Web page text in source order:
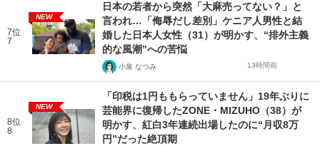
7位
7
NEW
日本の若者から突然「大麻売ってない？」と
言われ…「侮辱だし差別」ケニア人男性と結
婚した日本人女性（31）が明かす、“排外主義
的な風潮”への苦悩
小泉 なつみ 13時間前
8位
8
NEW
「印税は1円ももらっていません」19年ぶりに
芸能界に復帰したZONE・MIZUHO（38）が
明かす、紅白3年連続出場したのに“月収8万
円”だった絶頂期